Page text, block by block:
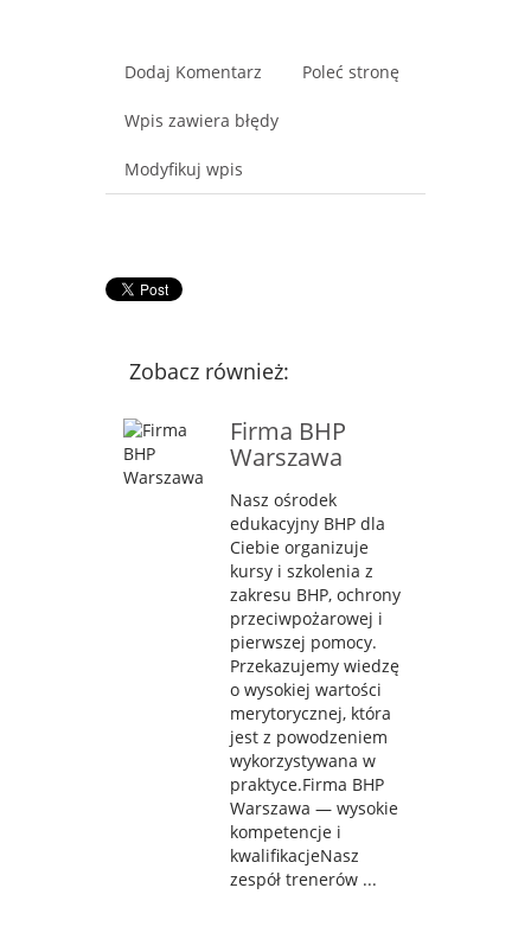
Dodaj Komentarz Poleć stronę
Wpis zawiera błędy
Modyfikuj wpis
Zobacz również:
Firma BHP
Warszawa
Nasz ośrodek
edukacyjny BHP dla
Ciebie organizuje
kursy i szkolenia z
zakresu BHP, ochrony
przeciwpożarowej i
pierwszej pomocy.
Przekazujemy wiedzę
o wysokiej wartości
merytorycznej, która
jest z powodzeniem
wykorzystywana w
praktyce.Firma BHP
Warszawa — wysokie
kompetencje i
kwalifikacjeNasz
zespół trenerów ...